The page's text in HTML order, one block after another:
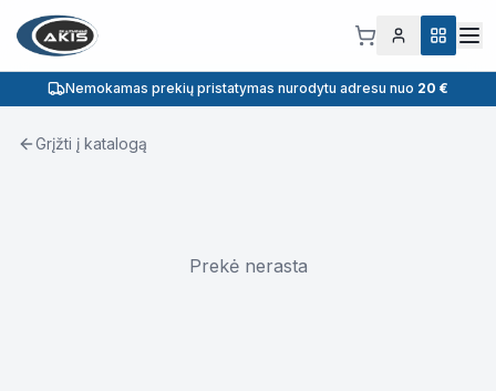
Nemokamas prekių pristatymas nurodytu adresu nuo 20 €
Grįžti į katalogą
Prekė nerasta